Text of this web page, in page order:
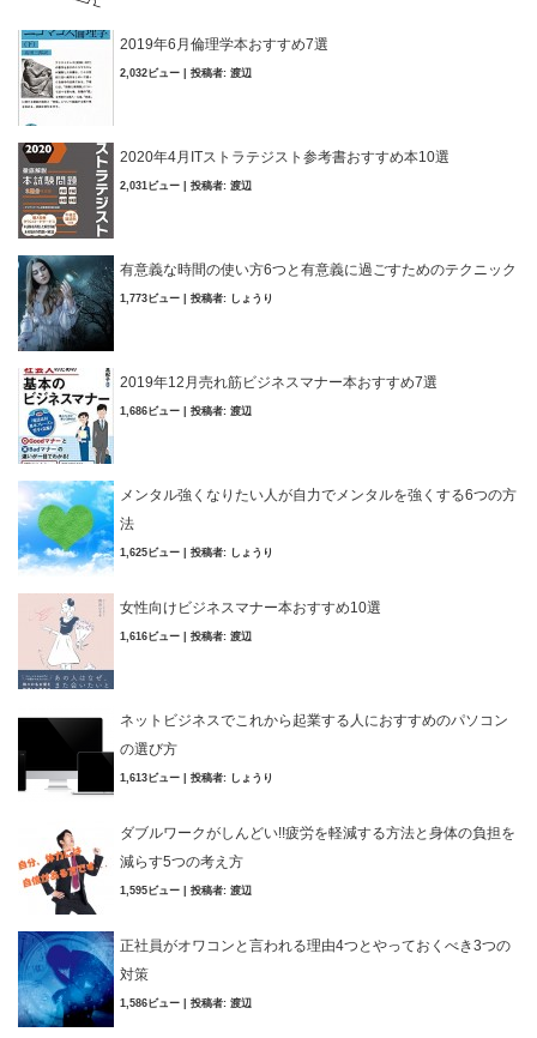
2019年6月倫理学本おすすめ7選
2,032ビュー 投稿者: 渡辺
2020年4月ITストラテジスト参考書おすすめ本10選
2,031ビュー 投稿者: 渡辺
有意義な時間の使い方6つと有意義に過ごすためのテクニック
1,773ビュー 投稿者: しょうり
2019年12月売れ筋ビジネスマナー本おすすめ7選
1,686ビュー 投稿者: 渡辺
メンタル強くなりたい人が自力でメンタルを強くする6つの方
法
1,625ビュー 投稿者: しょうり
女性向けビジネスマナー本おすすめ10選
1,616ビュー 投稿者: 渡辺
ネットビジネスでこれから起業する人におすすめのパソコン
の選び方
1,613ビュー 投稿者: しょうり
ダブルワークがしんどい!!疲労を軽減する方法と身体の負担を
減らす5つの考え方
1,595ビュー 投稿者: 渡辺
正社員がオワコンと言われる理由4つとやっておくべき3つの
対策
1,586ビュー 投稿者: 渡辺